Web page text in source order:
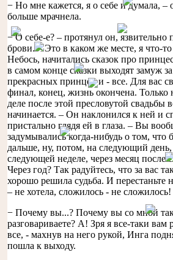
− Но мне кажется, я о себе и думала, –
больше мрачнела.
− О себе-е? – протянул он, язвительно
брови. – Это в каком же месте, я что-
Небось, начитались сказок про
в самом конце сказки выходят замуж за
прекрасных принцев и - все. Для вас
финал, конец, жизнь окончена. Только
деле после этой пресловутой свадьбы
начинается. – Он наклонился к ней и
пристально глядя ей в глаза. – Вы
задумывались когда-нибудь о том, что
дальше, ну, потом, на следующий
следующей неделе, через месяц после
Через год? Так радуйтесь, что за вас
хорошо решила судьба. И перестаньте
– не хотела, сложилось - не сложилось!
− Почему вы...? Почему вы со мной
разговариваете? А! Зря я все-таки вам
все, - махнув на него рукой, Инга
пошла к выходу.